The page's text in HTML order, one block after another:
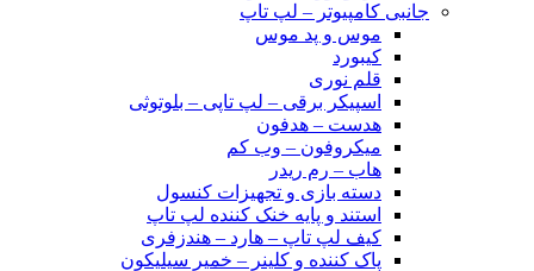
جانبی کامپیوتر – لپ تاپ
موس و پد موس
کیبورد
قلم نوری
اسپیکر برقی – لپ تاپی – بلوتوثی
هدست – هدفون
میکروفون – وب کم
هاب – رم ریدر
دسته بازی و تجهیزات کنسول
استند و پایه خنک کننده لپ تاپ
کیف لپ تاپ – هارد – هندزفری
پاک کننده و کلینر – خمیر سیلیکون